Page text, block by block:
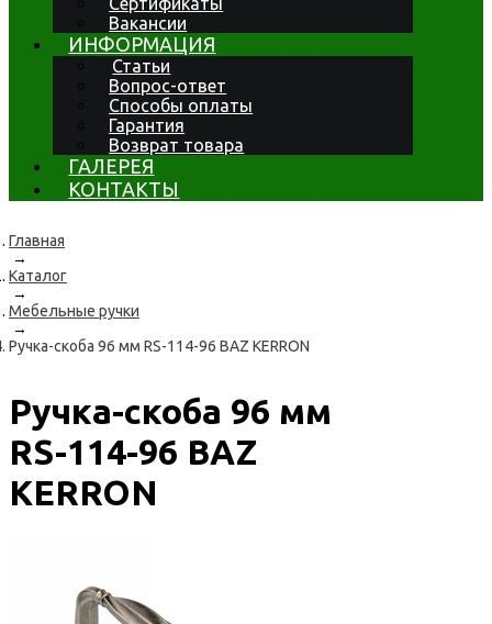
Вакансии
ИНФОРМАЦИЯ
Статьи
Вопрос-ответ
Способы оплаты
Гарантия
Возврат товара
ГАЛЕРЕЯ
КОНТАКТЫ
Главная
→
Каталог
→
Мебельные ручки
→
Ручка-скоба 96 мм RS-114-96 BAZ KERRON
Ручка-скоба 96 мм
RS-114-96 BAZ
KERRON